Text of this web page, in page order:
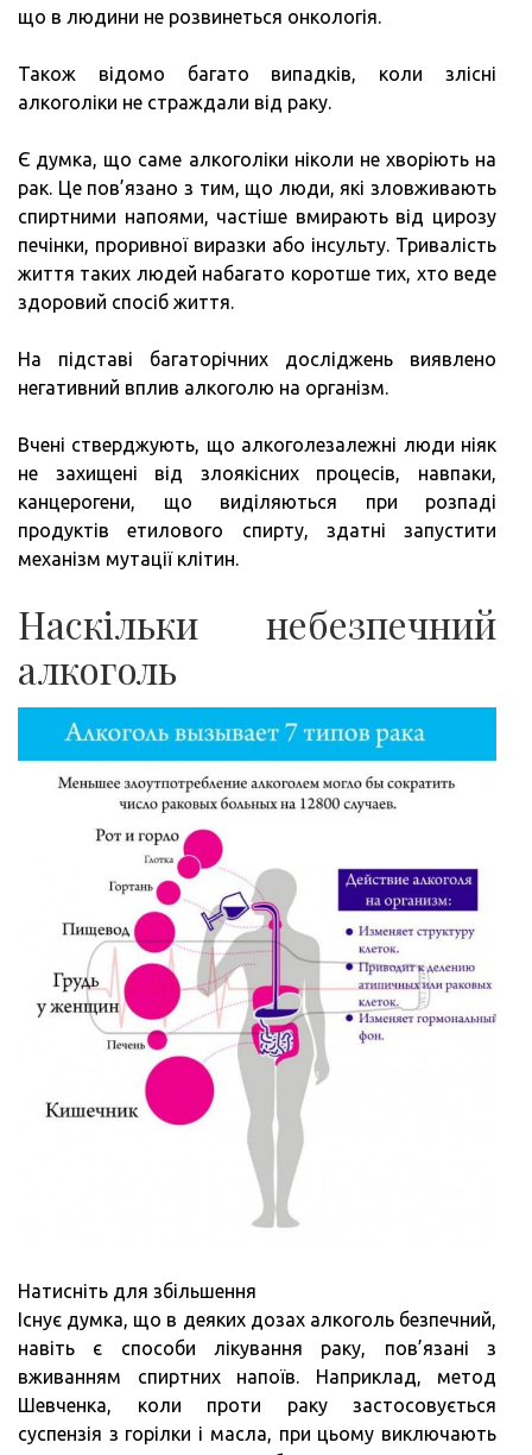
що в людини не розвинеться онкологія.
Також відомо багато випадків, коли злісні
алкоголіки не страждали від раку.
Є думка, що саме алкоголіки ніколи не хворіють на
рак. Це пов’язано з тим, що люди, які зловживають
спиртними напоями, частіше вмирають від цирозу
печінки, проривної виразки або інсульту. Тривалість
життя таких людей набагато коротше тих, хто веде
здоровий спосіб життя.
На підставі багаторічних досліджень виявлено
негативний вплив алкоголю на організм.
Вчені стверджують, що алкоголезалежні люди ніяк
не захищені від злоякісних процесів, навпаки,
канцерогени, що виділяються при розпаді
продуктів етилового спирту, здатні запустити
механізм мутації клітин.
Наскільки небезпечний
алкоголь
Натисніть для збільшення
Існує думка, що в деяких дозах алкоголь безпечний,
навіть є способи лікування раку, пов’язані з
вживанням спиртних напоїв. Наприклад, метод
Шевченка, коли проти раку застосовується
суспензія з горілки і масла, при цьому виключають